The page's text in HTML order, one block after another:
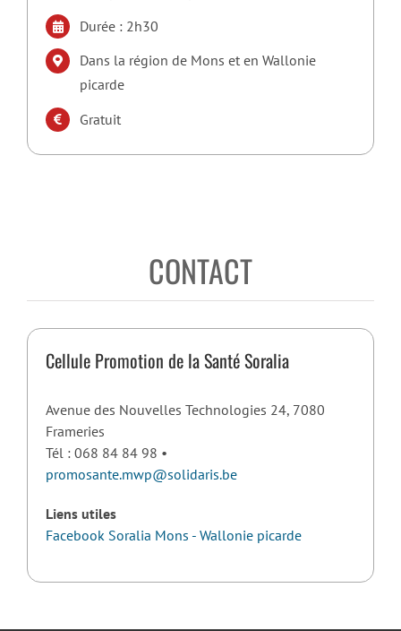
Durée : 2h30
Dans la région de Mons et en Wallonie
picarde
Gratuit
CONTACT
Cellule Promotion de la Santé Soralia
Avenue des Nouvelles Technologies 24, 7080
Frameries
Tél : 068 84 84 98 •
promosante.mwp@solidaris.be
Liens utiles
Facebook Soralia Mons - Wallonie picarde